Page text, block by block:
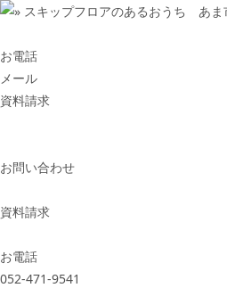
お電話
メール
資料請求
お問い合わせ
資料請求
お電話
052-471-9541